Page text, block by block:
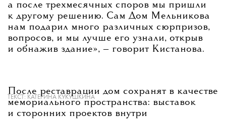
а после трехмесячных споров мы пришли
к другому решению. Сам Дом Мельникова
нам подарил много различных сюрпризов,
вопросов, и мы лучше его узнали, открыв
и обнажив здание», — говорит Кистанова.
После реставрации дом сохранят в качестве
мемориального пространства: выставок
и сторонних проектов внутри
ТЕКСТ: КАТЕРИНА КУКУШКИНА